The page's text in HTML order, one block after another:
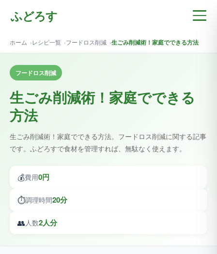
ふどろす
ホーム レシピ一覧 フードロス削減 生ごみ削減術！家庭でできる方法
フードロス削減
生ごみ削減術！家庭でできる
方法
生ごみ削減術！家庭でできる方法。フードロス削減に関する記事
です。ふどろすで食材を管理すれば、無駄なく使えます。
💰費用0円
⏱️調理時間20分
👥人数2人分